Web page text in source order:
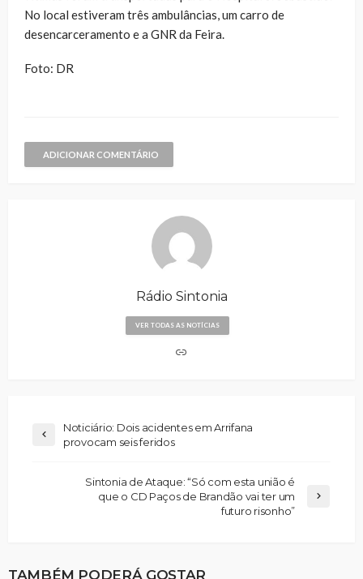
No local estiveram três ambulâncias, um carro de
desencarceramento e a GNR da Feira.
Foto: DR
ADICIONAR COMENTÁRIO
Rádio Sintonia
VER TODAS AS NOTÍCIAS
Noticiário: Dois acidentes em Arrifana
provocam seis feridos
Sintonia de Ataque: “Só com esta união é
que o CD Paços de Brandão vai ter um
futuro risonho”
TAMBÉM PODERÁ GOSTAR